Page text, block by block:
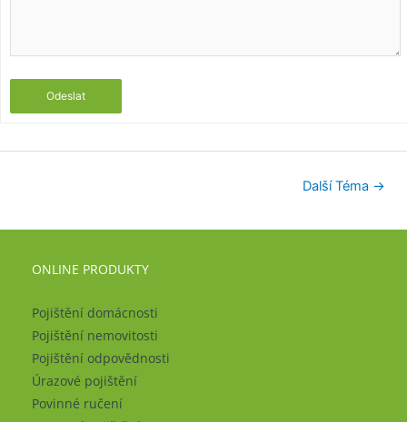
Odeslat
Další Téma →
ONLINE PRODUKTY
Pojištění domácnosti
Pojištění nemovitosti
Pojištění odpovědnosti
Úrazové pojištění
Povinné ručení